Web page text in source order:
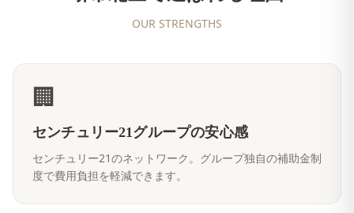
OUR STRENGTHS
🏢
センチュリー21グループの安心感
センチュリー21のネットワーク。グループ独自の補助金制
度で費用負担を軽減できます。